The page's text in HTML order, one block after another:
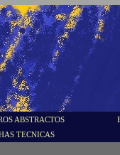
ABSTRACTOS
TECNICAS